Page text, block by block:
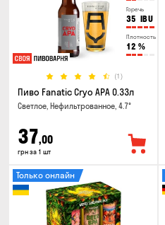
Горечь
35 IBU
Плотность
12 %
(1)
Пиво Fanatic Cryo APA 0.33л
Светлое, Нефильтрованное, 4.7°
37,00
грн за 1 шт
Только онлайн